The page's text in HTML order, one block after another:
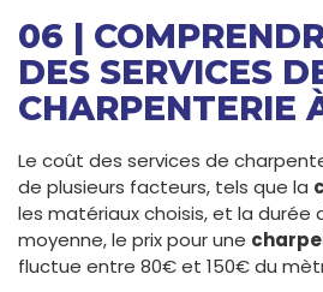
06 |
DES SERVICES
CHARPENTERIE
Le coût des services de
de plusieurs facteurs, tels que la
les matériaux choisis, et la durée
moyenne, le prix pour une
fluctue entre 80€ et 150€ du